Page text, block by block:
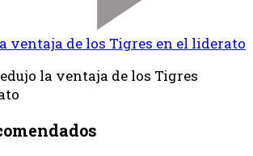
ventaja de los Tigres en el liderato